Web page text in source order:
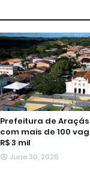
Prefeitura de
com mais de 100
R$ 3 mil
June 30, 2026